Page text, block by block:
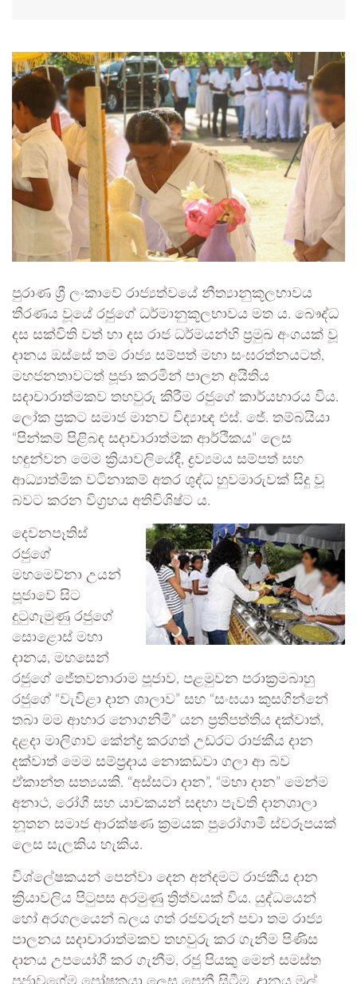
පුරාණ ශ්‍රී ලංකාවේ රාජ්‍යත්වයේ නීත්‍යානුකූලභාවය
තීරණය වූයේ රජුගේ ධර්මානුකූලභාවය මත ය. බෞද්ධ
දස සක්විති වත් හා දස රාජ ධර්මයන්හි ප්‍රමුඛ අංගයක් වූ
දානය ඔස්සේ තම රාජ්‍ය සම්පත් මහා සංඝරත්නයටත්,
මහජනතාවටත් පූජා කරමින් පාලන අයිතිය
සදාචාරාත්මකව තහවුරු කිරීම රජුගේ කාර්යභාරය විය.
ලෝක ප්‍රකට සමාජ මානව විද්‍යාඥ එස්. ජේ. තම්බයියා
“පින්කම් පිළිබඳ සදාචාරාත්මක ආර්ථිකය” ලෙස
හඳුන්වන මෙම ක්‍රියාවලියේදී, ද්‍රව්‍යමය සම්පත් සහ
ආධ්‍යාත්මික වටිනාකම් අතර ශුද්ධ හුවමාරුවක් සිදු වූ
බවට කරන විග්‍රහය අතිවිශිෂ්ට ය.
දෙවනපෑතිස්
රජුගේ
මහමෙව්නා උයන්
පූජාවේ සිට
දුටුගැමුණු රජුගේ
සොළොස් මහා
දානය, මහසෙන්
රජුගේ ජේතවනාරාම පූජාව, පළමුවන පරාක්‍රමබාහු
රජුගේ “වැවිළා දාන ශාලාව” සහ “සංඝයා කුසගින්නේ
තබා මම ආහාර නොගනිමි” යන ප්‍රතිපත්තිය දක්වාත්,
දළදා මාලිගාව කේන්ද්‍ර කරගත් උඩරට රාජකීය දාන
දක්වාත් මෙම සම්ප්‍රදාය නොකඩවා ගලා ආ බව
ඒකාන්ත සත්‍යයකි. “අස්සටා දාන”, “මහා දාන” මෙන්ම
අනාථ, රෝගී සහ යාචකයන් සඳහා පැවති දානශාලා
නූතන සමාජ ආරක්ෂණ ක්‍රමයක පුරෝගාමී ස්වරූපයක්
ලෙස සැලකිය හැකිය.
විශ්ලේෂකයන් පෙන්වා දෙන අන්දමට රාජකීය දාන
ක්‍රියාවලිය පිටුපස අරමුණු ත්‍රිත්වයක් විය. යුද්ධයෙන්
හෝ අරගලයෙන් බලය ගත් රජවරුන් පවා තම රාජ්‍ය
පාලනය සදාචාරාත්මකව තහවුරු කර ගැනීම පිණිස
දානය උපයෝගී කර ගැනීම, රජු පියකු මෙන් සමස්ත